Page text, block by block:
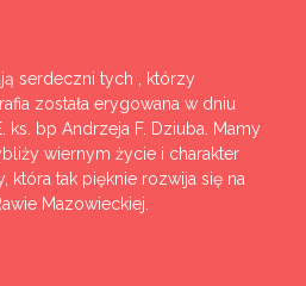
serdeczni tych , którzy
została erygowana w dniu
ks. bp Andrzeja F. Dziuba. Mamy
wiernym życie i charakter
która tak pięknie rozwija się na
Mazowieckiej.